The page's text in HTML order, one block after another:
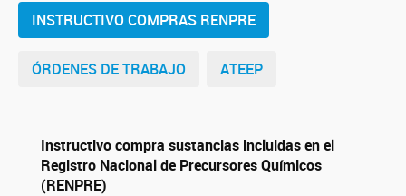
INSTRUCTIVO COMPRAS RENPRE
ÓRDENES DE TRABAJO ATEEP
Instructivo compra sustancias incluidas en el
Registro Nacional de Precursores Químicos
(RENPRE)